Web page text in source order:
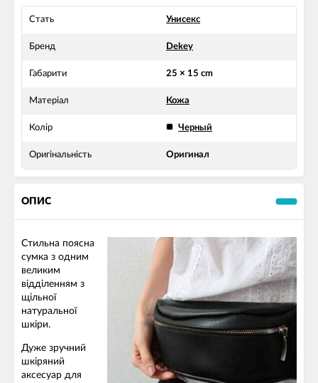
Стать Унисекс
Бренд Dekey
Габарити 25 × 15 cm
Матеріал Кожа
Колір Черный
Оригінальність Оригинал
ОПИС
Стильна поясна
сумка з одним
великим
відділенням з
щільної
натуральної
шкіри.
Дуже зручний
шкіряний
аксесуар для